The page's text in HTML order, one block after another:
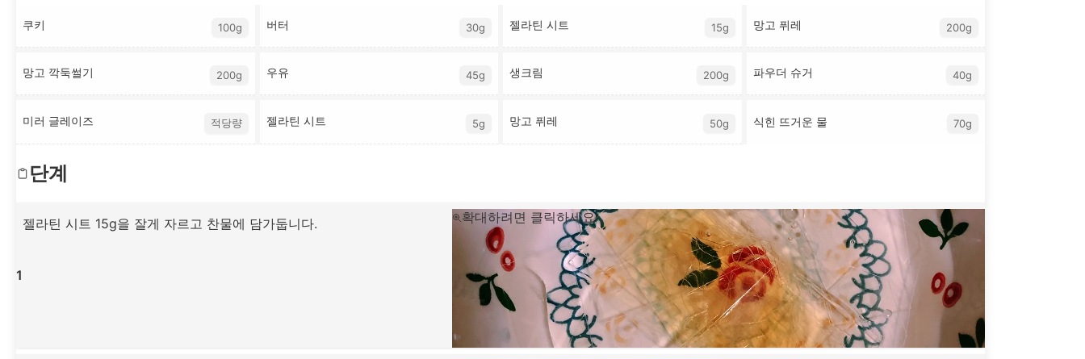
쿠키 100g 버터 30g 젤라틴 시트 15g 망고 퓌레 200g
망고 깍둑썰기 200g 우유 45g 생크림 200g 파우더 슈거 40g
미러 글레이즈 적당량 젤라틴 시트 5g 망고 퓌레 50g 식힌 뜨거운 물 70g
단계
1
젤라틴 시트 15g을 잘게 자르고 찬물에 담가둡니다. 확대하려면 클릭하세요